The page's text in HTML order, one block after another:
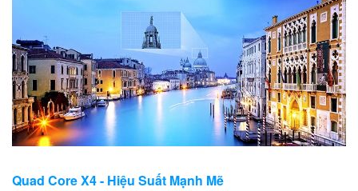
Quad Core X4 - Hiệu Suất Mạnh Mẽ